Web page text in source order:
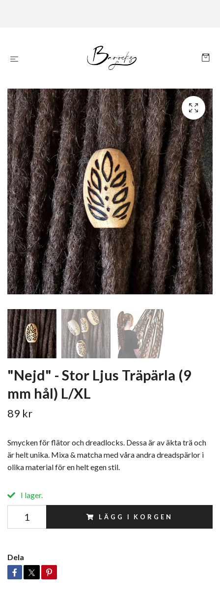
"Nejd" - Stor Ljus Träpärla (9
mm hål) L/XL
89 kr
Smycken för flätor och dreadlocks. Dessa är av äkta trä och
är helt unika. Mixa & matcha med våra andra dreadspärlor i
olika material för en helt egen stil.
I lager.
LÄGG I KORGEN
Dela